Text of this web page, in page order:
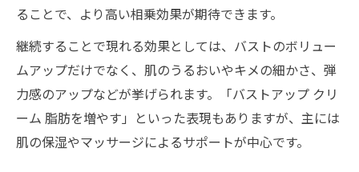
ることで、より高い相乗効果が期待できます。
継続することで現れる効果としては、バストのボリュー
ムアップだけでなく、肌のうるおいやキメの細かさ、弾
力感のアップなどが挙げられます。「バストアップ クリ
ーム 脂肪を増やす」といった表現もありますが、主には
肌の保湿やマッサージによるサポートが中心です。